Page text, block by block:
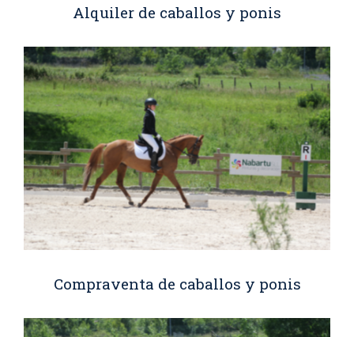
Alquiler de caballos y ponis
Compraventa de caballos y ponis